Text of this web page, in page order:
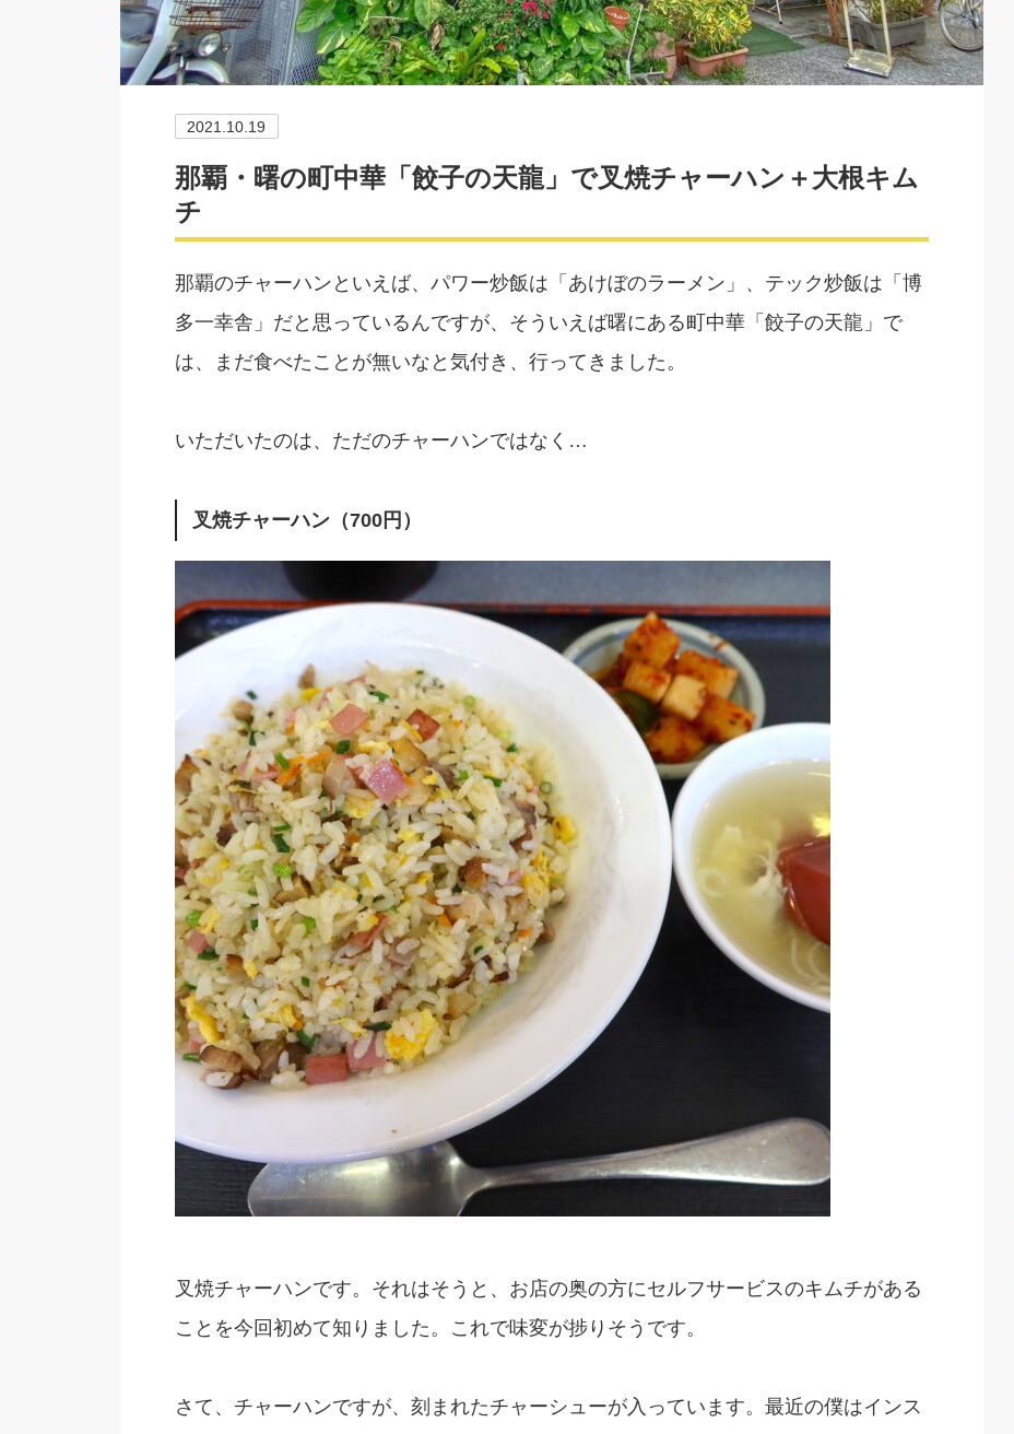
2021.10.19
那覇・曙の町中華「餃子の天龍」で叉焼チャーハン＋大根キム
チ
那覇のチャーハンといえば、パワー炒飯は「あけぼのラーメン」、テック炒飯は「博
多一幸舎」だと思っているんですが、そういえば曙にある町中華「餃子の天龍」で
は、まだ食べたことが無いなと気付き、行ってきました。
いただいたのは、ただのチャーハンではなく…
叉焼チャーハン（700円）
叉焼チャーハンです。それはそうと、お店の奥の方にセルフサービスのキムチがある
ことを今回初めて知りました。これで味変が捗りそうです。
さて、チャーハンですが、刻まれたチャーシューが入っています。最近の僕はインス